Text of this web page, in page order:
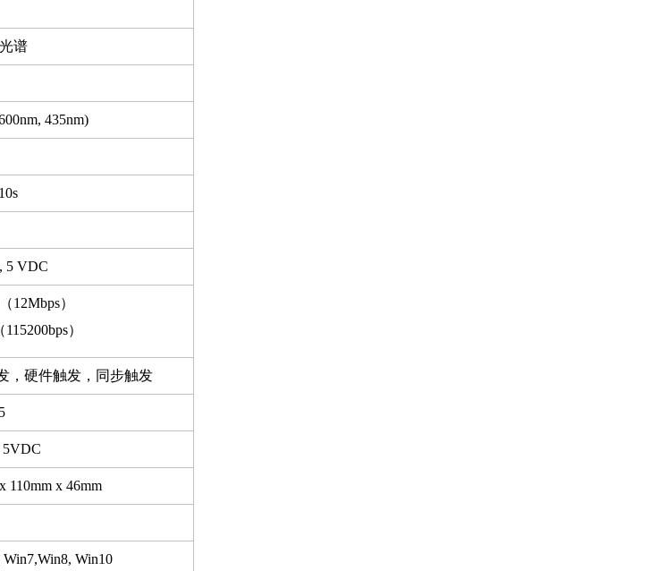
谱
435nm)
5 VDC
12Mbps）
）
，硬件触发，同步触发
110mm x 46mm
Win7,Win8, Win10